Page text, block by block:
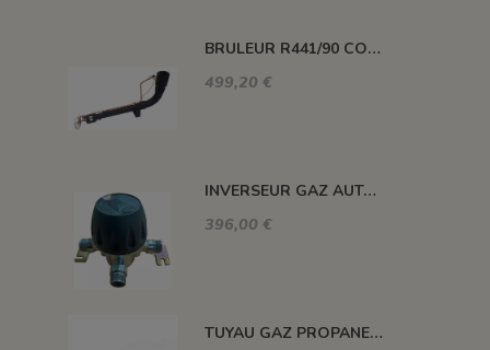
BRULEUR R441/90 COUDE PUISSANCE 116 KW
499,20 €
INVERSEUR GAZ AUTOMATIQUE 12kg/h 1.5 BAR M-M 20X150
396,00 €
TUYAU GAZ PROPANE 20 BARS MAXI. DIAM. 8MM LE ML